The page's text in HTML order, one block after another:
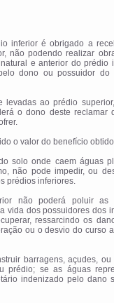
inferior é obrigado a
não podendo realizar
e anterior do prédio
dono ou possuidor do
levadas ao prédio
o dono deste reclamar
o valor do benefício
solo onde caem águas
não pode impedir, ou
prédios inferiores.
não poderá poluir as
vida dos possuidores dos
ressarcindo os
ou o desvio do curso
barragens, açudes, ou
prédio; se as águas
indenizado pelo dano